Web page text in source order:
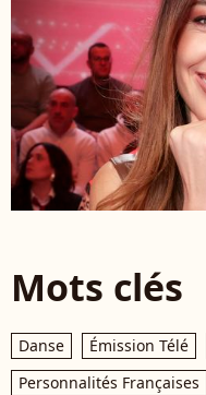
Mots clés
Danse Émission Télé
Personnalités Françaises